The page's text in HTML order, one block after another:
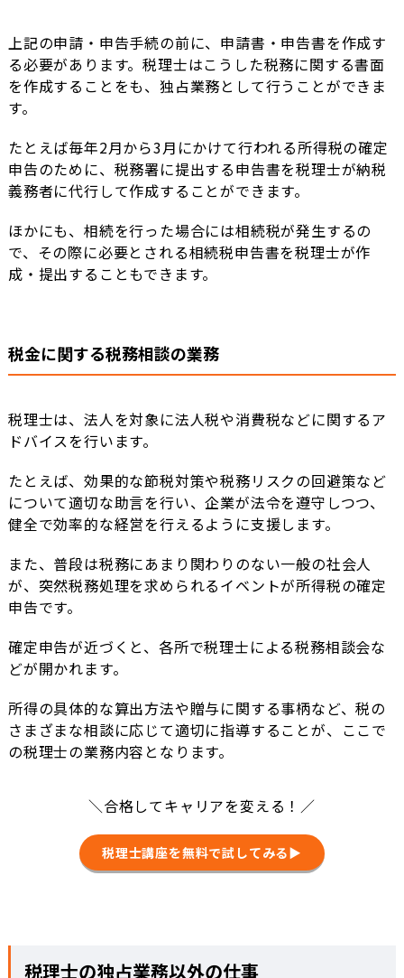
上記の申請・申告手続の前に、申請書・申告書を作成す
る必要があります。税理士はこうした税務に関する書面
を作成することをも、独占業務として行うことができま
す。
たとえば毎年2月から3月にかけて行われる所得税の確定
申告のために、税務署に提出する申告書を税理士が納税
義務者に代行して作成することができます。
ほかにも、相続を行った場合には相続税が発生するの
で、その際に必要とされる相続税申告書を税理士が作
成・提出することもできます。
税金に関する税務相談の業務
税理士は、法人を対象に法人税や消費税などに関するア
ドバイスを行います。
たとえば、効果的な節税対策や税務リスクの回避策など
について適切な助言を行い、企業が法令を遵守しつつ、
健全で効率的な経営を行えるように支援します。
また、普段は税務にあまり関わりのない一般の社会人
が、突然税務処理を求められるイベントが所得税の確定
申告です。
確定申告が近づくと、各所で税理士による税務相談会な
どが開かれます。
所得の具体的な算出方法や贈与に関する事柄など、税の
さまざまな相談に応じて適切に指導することが、ここで
の税理士の業務内容となります。
＼合格してキャリアを変える！／
税理士講座を無料で試してみる▶
税理士の独占業務以外の仕事